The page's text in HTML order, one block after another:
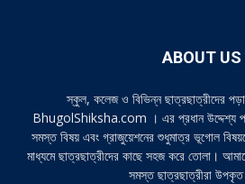
ABOUT US
স্কুল, কলেজ ও বিভিন্ন ছাত্রছাত্রীদের
BhugolShiksha.com । এর প্রধান উদ্দেশ্য
সমস্ত বিষয় এবং গ্রাজুয়েশনের শুধুমাত্র ভূগোল
মাধ্যমে ছাত্রছাত্রীদের কাছে সহজ করে তোলা।
সমস্ত ছাত্রছাত্রীরা